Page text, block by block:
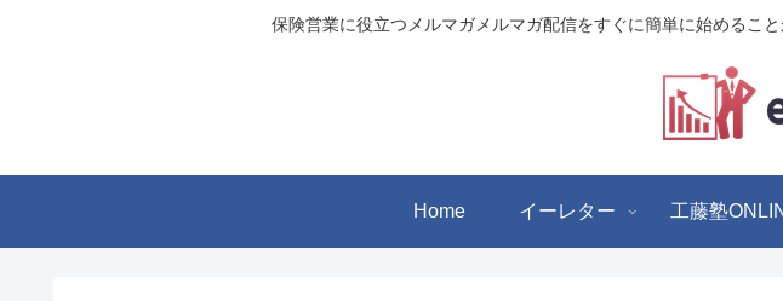
保険営業に役立つメルマガメルマガ配信をすぐに簡単に始めるこ
Home イーレター 工藤塾